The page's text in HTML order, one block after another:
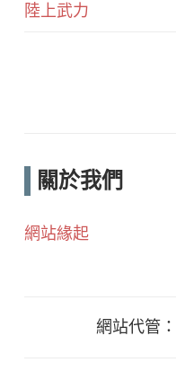
陸上武力
關於我們
網站緣起
網站代管：